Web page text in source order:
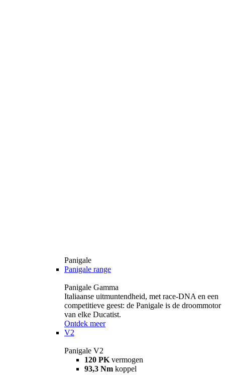
Panigale
Panigale range
Panigale Gamma
Italiaanse uitmuntendheid, met race-DNA en een
competitieve geest: de Panigale is de droommotor
van elke Ducatist.
Ontdek meer
V2
Panigale V2
120 PK vermogen
93,3 Nm koppel